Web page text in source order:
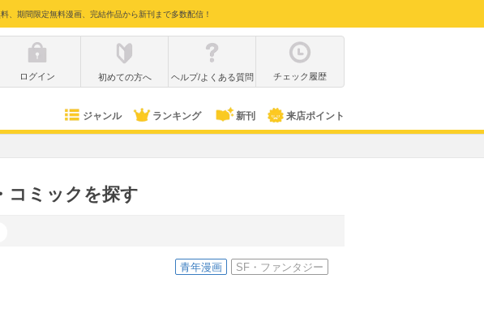
、期間限定無料漫画、完結作品から新刊まで多数配信！
ログイン 初めての方へ ヘルプ/よくある質問 チェック履歴
ジャンル ランキング 新刊 来店ポイント
コミックを探す
青年漫画 SF・ファンタジー